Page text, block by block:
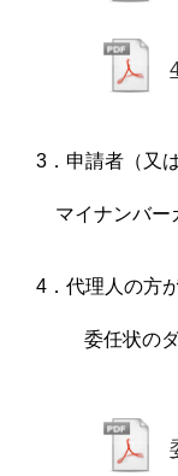
3．申請者（又
マイナンバー
4．代理人の方
委任状の